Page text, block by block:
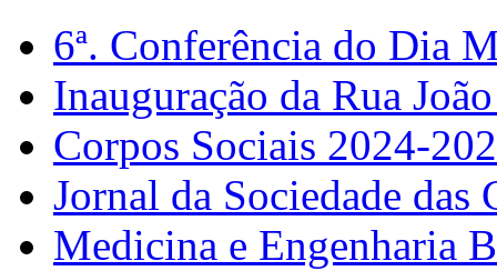
6ª. Conferência do Dia
Inauguração da Rua
Corpos Sociais 2024-
Jornal da Sociedade
Medicina e Engenharia